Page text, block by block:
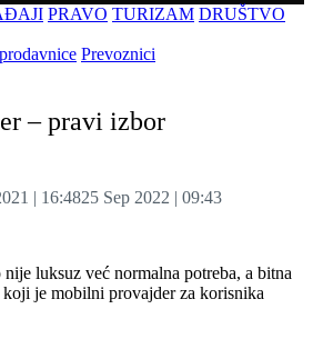
PRAVO TURIZAM DRUŠTVO
Prevoznici
– pravi izbor
| 16:4825 Sep 2022 | 09:43
luksuz već normalna potreba, a bitna
je mobilni provajder za korisnika